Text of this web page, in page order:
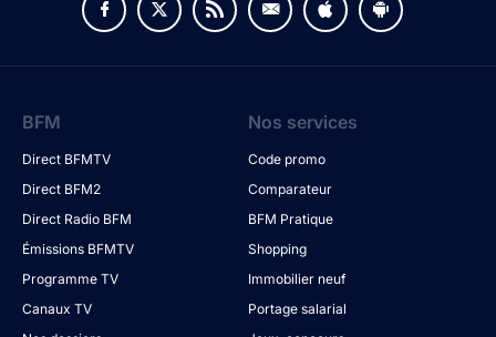
BFM
Direct BFMTV
Direct BFM2
Direct Radio BFM
Émissions BFMTV
Programme TV
Canaux TV
Nos services
Code promo
Comparateur
BFM Pratique
Shopping
Immobilier neuf
Portage salarial